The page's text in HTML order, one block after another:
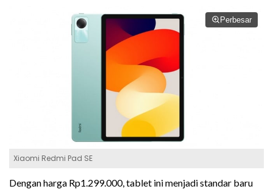
Perbesar
Xiaomi Redmi Pad SE
Dengan harga Rp1.299.000, tablet ini menjadi standar baru